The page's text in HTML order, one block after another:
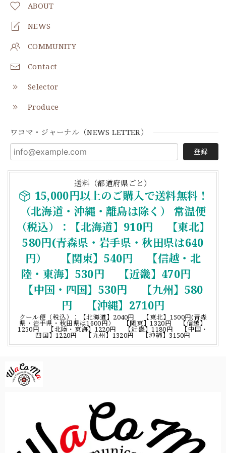
ABOUT
NEWS
COMMUNITY
Contact
Selector
Produce
ワコマ・ジャーナル（NEWS LETTER）
登録
送料（都道府県ごと）
15,000円以上のご購入で送料無料！
（北海道・沖縄・離島は除く） 常温便
（税込）：【北海道】910円 【東北】
580円(青森県・岩手県・秋田県は640
円） 【関東】540円 【信越・北
陸・東海】530円 【近畿】470円
【中国・四国】530円 【九州】580
円 【沖縄】2710円
クール便（税込）：【北海道】2040円 【東北】1500円(青森
県・岩手県・秋田県は1600円） 【関東】1320円 【信越】
1250円 【北陸・東海】1220円 【近畿】1180円 【中国・
四国】1220円 【九州】1320円 【沖縄】3150円